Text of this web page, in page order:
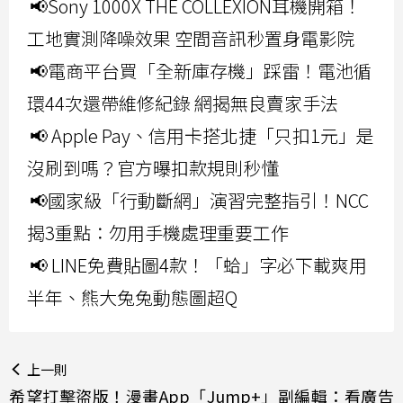
📢Sony 1000X THE COLLEXION耳機開箱！
工地實測降噪效果 空間音訊秒置身電影院
📢電商平台買「全新庫存機」踩雷！電池循
環44次還帶維修紀錄 網揭無良賣家手法
📢 Apple Pay、信用卡搭北捷「只扣1元」是
沒刷到嗎？官方曝扣款規則秒懂
📢國家級「行動斷網」演習完整指引！NCC
揭3重點：勿用手機處理重要工作
📢 LINE免費貼圖4款！「蛤」字必下載爽用
半年、熊大兔兔動態圖超Q
上一則
希望打擊盜版！漫畫App「Jump+」副編輯：看廣告